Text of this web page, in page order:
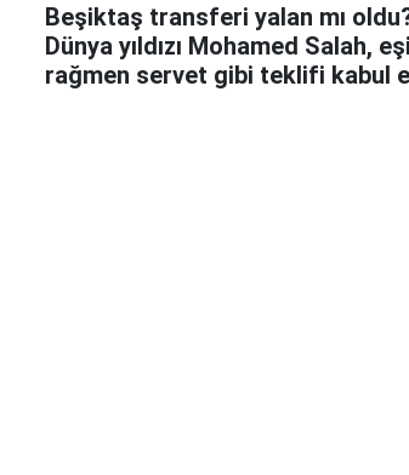
Beşiktaş transferi yalan mı
Dünya yıldızı Mohamed Salah,
rağmen servet gibi teklifi kabul